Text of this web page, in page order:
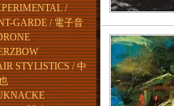
/
GARDE / 電子音
STYLISTICS / 中